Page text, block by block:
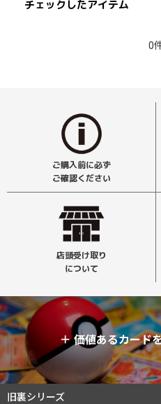
チェックしたアイテム
0
ご購入前に必ず
ご確認ください
店頭受け取り
について
＋価値あるカード
旧裏シリーズ